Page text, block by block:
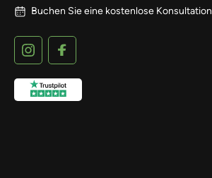
Buchen Sie eine kostenlose Konsultation